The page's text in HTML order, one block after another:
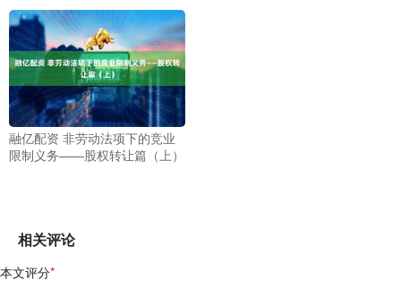
融亿配资 非劳动法项下的竞业
限制义务——股权转让篇（上）
相关评论
本文评分*